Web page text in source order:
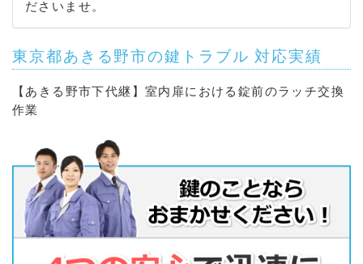
ださいませ。
東京都あきる野市の鍵トラブル 対応実績
【あきる野市下代継】室内扉における錠前のラッチ交換
作業